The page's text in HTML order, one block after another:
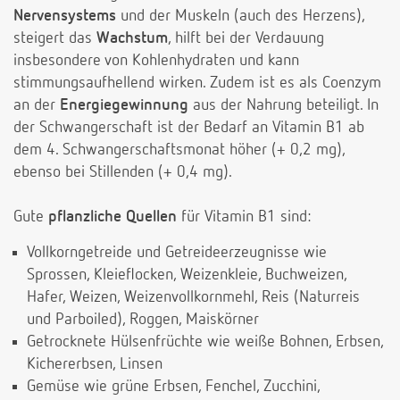
Nervensystems und der Muskeln (auch des Herzens),
steigert das Wachstum, hilft bei der Verdauung
insbesondere von Kohlenhydraten und kann
stimmungsaufhellend wirken. Zudem ist es als Coenzym
an der Energiegewinnung aus der Nahrung beteiligt. In
der Schwangerschaft ist der Bedarf an Vitamin B1 ab
dem 4. Schwangerschaftsmonat höher (+ 0,2 mg),
ebenso bei Stillenden (+ 0,4 mg).
Gute pflanzliche Quellen für Vitamin B1 sind:
Vollkorngetreide und Getreideerzeugnisse wie
Sprossen, Kleieflocken, Weizenkleie, Buchweizen,
Hafer, Weizen, Weizenvollkornmehl, Reis (Naturreis
und Parboiled), Roggen, Maiskörner
Getrocknete Hülsenfrüchte wie weiße Bohnen, Erbsen,
Kichererbsen, Linsen
Gemüse wie grüne Erbsen, Fenchel, Zucchini,